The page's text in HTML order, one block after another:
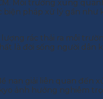
Môi trường xung
pháp xử lý gần
rác thải ra môi
là đời sống người dân
nan giải liên quan đến
ảnh hưởng nghiêm